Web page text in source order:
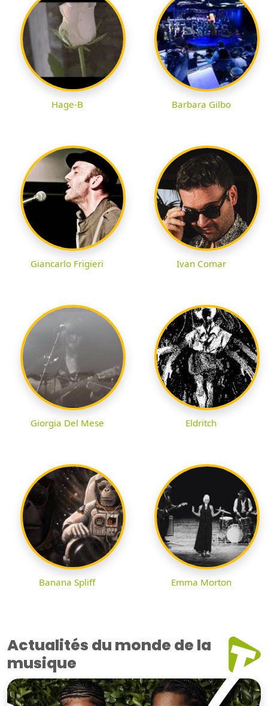
Hage-B Barbara Gilbo
Giancarlo Frigieri Ivan Comar
Giorgia Del Mese Eldritch
Banana Spliff Emma Morton
Actualités du monde de la
musique